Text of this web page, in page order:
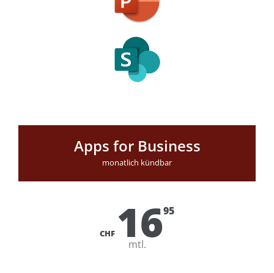
Apps for Business
monatlich kündbar
CHF 1695
mtl.